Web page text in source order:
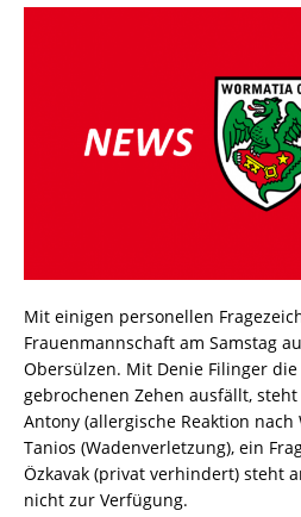
Mit einigen personellen
Frauenmannschaft am Samstag
Obersülzen. Mit Denie Filinger
gebrochenen Zehen ausfällt,
Antony (allergische Reaktion
Tanios (Wadenverletzung), ein
Özkavak (privat verhindert) steht
nicht zur Verfügung.